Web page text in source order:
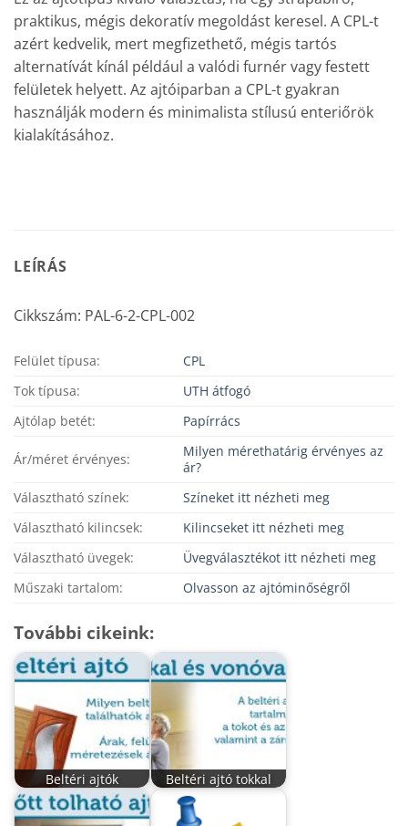
praktikus, mégis dekoratív megoldást keresel. A CPL-t
azért kedvelik, mert megfizethető, mégis tartós
alternatívát kínál például a valódi furnér vagy festett
felületek helyett. Az ajtóiparban a CPL-t gyakran
használják modern és minimalista stílusú enteriőrök
kialakításához.
LEÍRÁS
Cikkszám: PAL-6-2-CPL-002
Felület típusa:
CPL
Tok típusa:
UTH átfogó
Ajtólap betét:
Papírrács
Ár/méret érvényes:
Milyen mérethatárig érvényes az
ár?
Választható színek:
Színeket itt nézheti meg
Választható kilincsek:
Kilincseket itt nézheti meg
Választható üvegek:
Üvegválasztékot itt nézheti meg
Műszaki tartalom:
Olvasson az ajtóminőségről
További cikeink:
Beltéri ajtók Beltéri ajtó tokkal